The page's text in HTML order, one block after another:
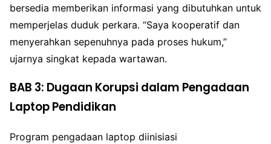
bersedia memberikan informasi yang dibutuhkan untuk
memperjelas duduk perkara. “Saya kooperatif dan
menyerahkan sepenuhnya pada proses hukum,”
ujarnya singkat kepada wartawan.
BAB 3: Dugaan Korupsi dalam Pengadaan
Laptop Pendidikan
Program pengadaan laptop diinisiasi